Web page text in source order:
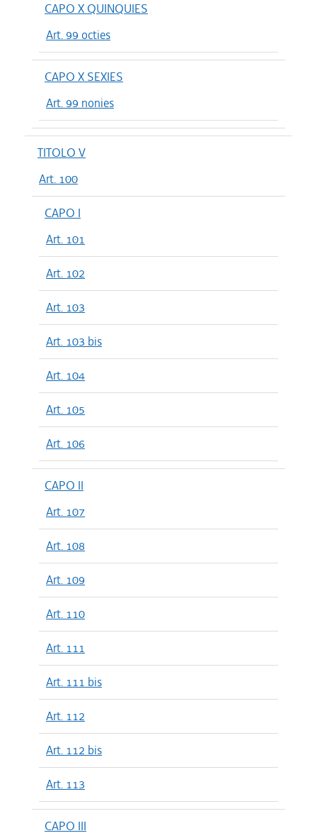
CAPO X QUINQUIES
Art. 99 octies
CAPO X SEXIES
Art. 99 nonies
TITOLO V
Art. 100
CAPO I
Art. 101
Art. 102
Art. 103
Art. 103 bis
Art. 104
Art. 105
Art. 106
CAPO II
Art. 107
Art. 108
Art. 109
Art. 110
Art. 111
Art. 111 bis
Art. 112
Art. 112 bis
Art. 113
CAPO III